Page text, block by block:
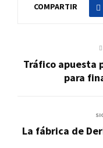
COMPARTIR
Tráfico apuesta
para
La fábrica de